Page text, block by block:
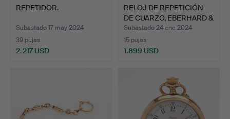
REPETIDOR.
Subastado 17 may 2024
39 pujas
2.217 USD
RELOJ DE REPETICIÓN
DE CUARZO, EBERHARD &
…
Subastado 24 ene 2024
15 pujas
1.899 USD